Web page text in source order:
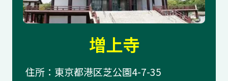
増上寺
住所：東京都港区芝公園4-7-35